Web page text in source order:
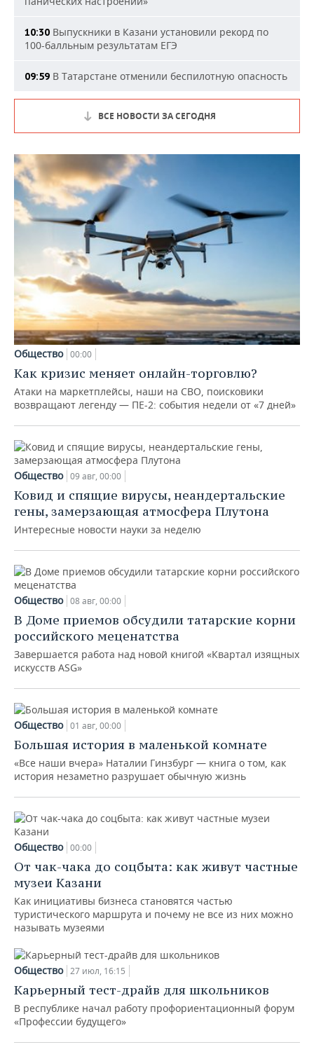
10:30 Выпускники в Казани установили рекорд по
100-балльным результатам ЕГЭ
09:59 В Татарстане отменили беспилотную опасность
ВСЕ НОВОСТИ ЗА СЕГОДНЯ
Общество 00:00
Как кризис меняет онлайн-торговлю?
Атаки на маркетплейсы, наши на СВО, поисковики
возвращают легенду — ПЕ-2: события недели от «7 дней»
Общество 09 авг, 00:00
Ковид и спящие вирусы, неандертальские
гены, замерзающая атмосфера Плутона
Интересные новости науки за неделю
Общество 08 авг, 00:00
В Доме приемов обсудили татарские корни
российского меценатства
Завершается работа над новой книгой «Квартал изящных
искусств ASG»
Общество 01 авг, 00:00
Большая история в маленькой комнате
«Все наши вчера» Наталии Гинзбург — книга о том, как
история незаметно разрушает обычную жизнь
Общество 00:00
От чак-чака до соцбыта: как живут частные
музеи Казани
Как инициативы бизнеса становятся частью
туристического маршрута и почему не все из них можно
называть музеями
Общество 27 июл, 16:15
Карьерный тест-драйв для школьников
В республике начал работу профориентационный форум
«Профессии будущего»